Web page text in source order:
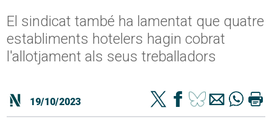
El sindicat també ha lamentat que quatre
establiments hotelers hagin cobrat
l'allotjament als seus treballadors
19/10/2023